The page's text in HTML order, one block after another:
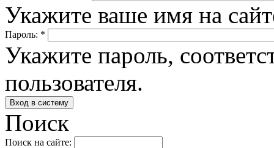
Укажите ваше имя на
Пароль: *
Укажите пароль,
пользователя.
Поиск
Поиск на сайте: